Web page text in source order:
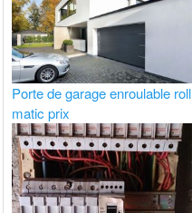
Porte de garage enroulable roll
matic prix